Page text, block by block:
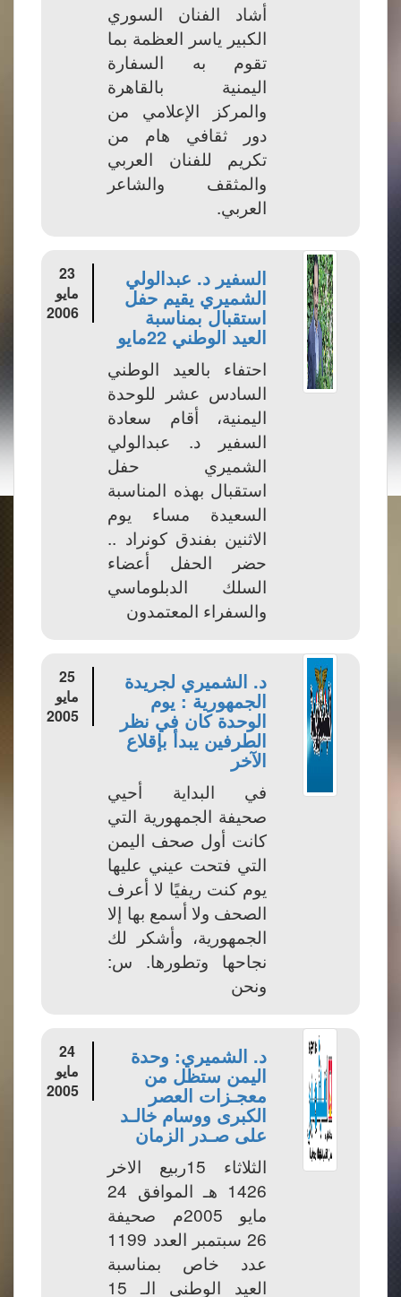
أشاد الفنان السوري
الكبير ياسر العظمة بما
تقوم به السفارة
اليمنية بالقاهرة
والمركز الإعلامي من
دور ثقافي هام من
تكريم للفنان العربي
والمثقف والشاعر
العربي.
السفير د. عبدالولي
الشميري يقيم حفل
استقبال بمناسبة
العيد الوطني 22مايو
احتفاء بالعيد الوطني
السادس عشر للوحدة
اليمنية، أقام سعادة
السفير د. عبدالولي
الشميري حفل
استقبال بهذه المناسبة
السعيدة مساء يوم
الاثنين بفندق كونراد ..
حضر الحفل أعضاء
السلك الدبلوماسي
والسفراء المعتمدون
23
مايو
2006
د. الشميري لجريدة
الجمهورية : يوم
الوحدة كان في نظر
الطرفين يبدأ بإقلاع
الآخر
في البداية أحيي
صحيفة الجمهورية التي
كانت أول صحف اليمن
التي فتحت عيني عليها
يوم كنت ريفيًا لا أعرف
الصحف ولا أسمع بها إلا
الجمهورية، وأشكر لك
نجاحها وتطورها. س:
ونحن
25
مايو
2005
د. الشميري: وحدة
اليمن ستظل من
معجـزات العصر
الكبرى ووسام خالـد
على صـدر الزمان
الثلاثاء 15ربيع الاخر
1426 هـ الموافق 24
مايو 2005م صحيفة
26 سبتمبر العدد 1199
عدد خاص بمناسبة
العيد الوطني الـ 15
24
مايو
2005